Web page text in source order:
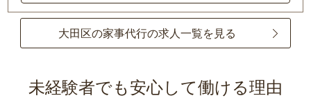
大田区の家事代行の求人一覧を見る
未経験者でも安心して働ける理由